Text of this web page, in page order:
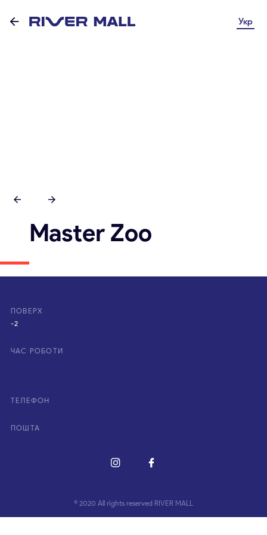
Укр
Master Zoo
ПОВЕРХ
-2
ЧАС РОБОТИ
ТЕЛЕФОН
ПОШТА
© 2020 All rights reserved RIVER MALL